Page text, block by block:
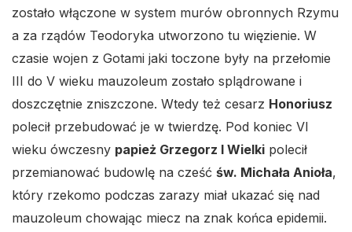
zostało włączone w system murów obronnych Rzymu
a za rządów Teodoryka utworzono tu więzienie. W
czasie wojen z Gotami jaki toczone były na przełomie
III do V wieku mauzoleum zostało splądrowane i
doszczętnie zniszczone. Wtedy też cesarz Honoriusz
polecił przebudować je w twierdzę. Pod koniec VI
wieku ówczesny papież Grzegorz I Wielki polecił
przemianować budowlę na cześć św. Michała Anioła,
który rzekomo podczas zarazy miał ukazać się nad
mauzoleum chowając miecz na znak końca epidemii.